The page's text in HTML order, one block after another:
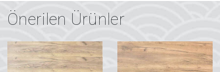
Önerilen Ürünler